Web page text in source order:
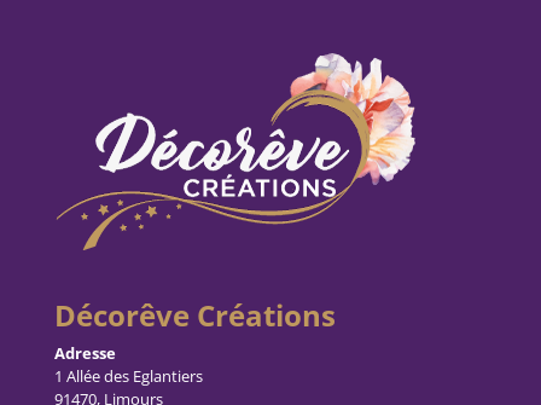
Décorêve Créations
Adresse
1 Allée des Eglantiers
91470, Limours